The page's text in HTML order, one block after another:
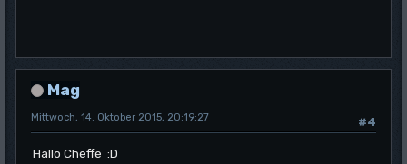
Mag
#4
Mittwoch, 14. Oktober 2015, 20:19:27
Hallo Cheffe :D